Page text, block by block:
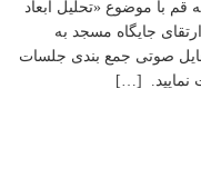
با موضوع‌ «تحلیل ابعاد
جایگاه مسجد به
صوتی جمع بندی جلسات
نمایید. […]